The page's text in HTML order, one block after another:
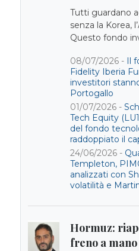
Tutti guardano
senza la Korea,
Questo fondo
08/07/2026 - Il
Fidelity Iberia
investitori
Portogallo
01/07/2026 -
Tech Equity
del fondo
raddoppiato il
24/06/2026 -
Templeton,
analizzati con
volatilità e
Hormuz:
freno a